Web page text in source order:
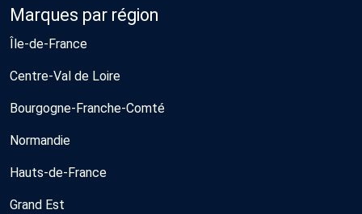
Marques par région
Île-de-France
Centre-Val de Loire
Bourgogne-Franche-Comté
Normandie
Hauts-de-France
Grand Est